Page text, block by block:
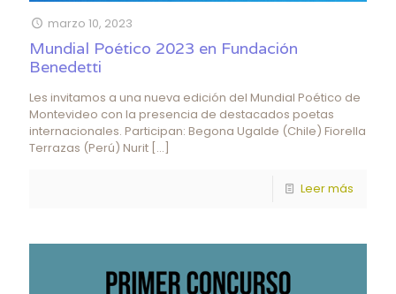
marzo 10, 2023
Mundial Poético 2023 en Fundación
Benedetti
Les invitamos a una nueva edición del Mundial Poético de
Montevideo con la presencia de destacados poetas
internacionales. Participan: Begona Ugalde (Chile) Fiorella
Terrazas (Perú) Nurit […]
Leer más